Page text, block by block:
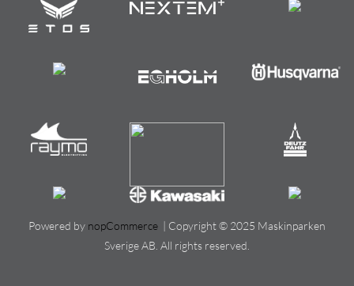
Powered by nopCommerce | Copyright © 2025 Maskinparken
Sverige AB. All rights reserved.